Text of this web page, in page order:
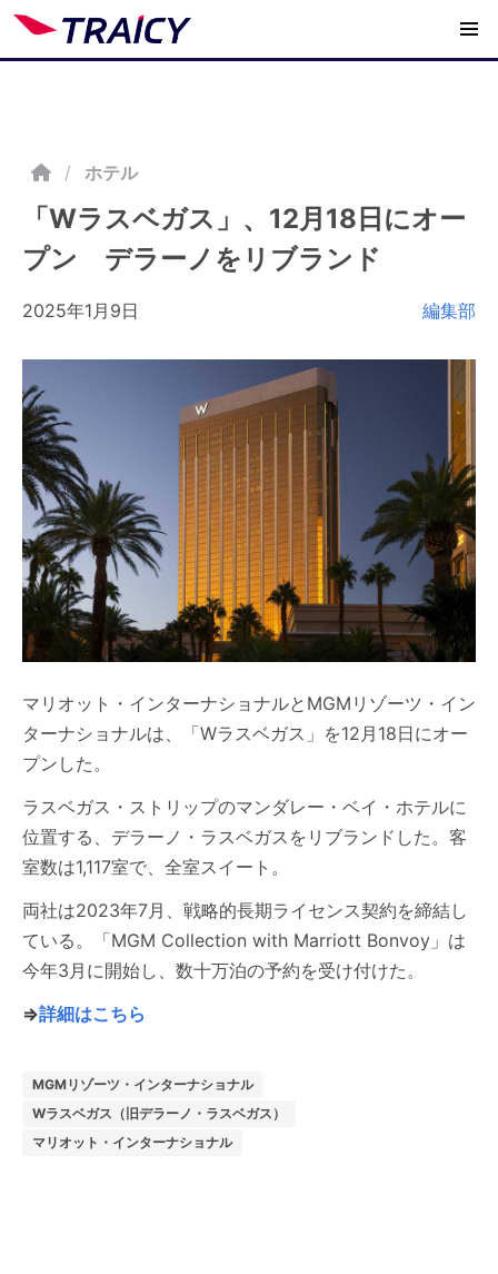
/ ホテル
「Wラスベガス」、12月18日にオー
プン デラーノをリブランド
2025年1月9日 編集部
マリオット・インターナショナルとMGMリゾーツ・イン
ターナショナルは、「Wラスベガス」を12月18日にオー
プンした。
ラスベガス・ストリップのマンダレー・ベイ・ホテルに
位置する、デラーノ・ラスベガスをリブランドした。客
室数は1,117室で、全室スイート。
両社は2023年7月、戦略的長期ライセンス契約を締結し
ている。「MGM Collection with Marriott Bonvoy」は
今年3月に開始し、数十万泊の予約を受け付けた。
⇒詳細はこちら
MGMリゾーツ・インターナショナル
Wラスベガス（旧デラーノ・ラスベガス）
マリオット・インターナショナル